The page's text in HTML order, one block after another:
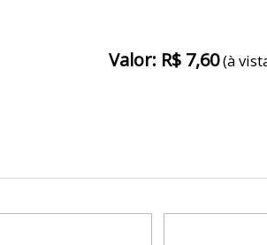
Valor: R$ 7,60(à